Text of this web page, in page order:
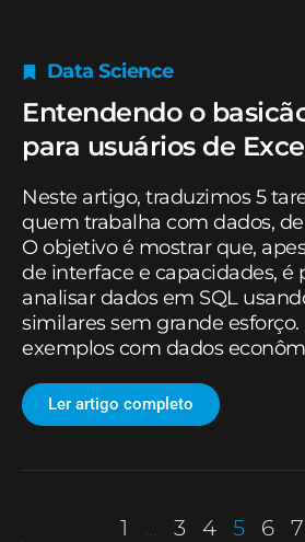
Data Science
Entendendo o
para usuários de
Neste artigo, traduzimos 5
quem trabalha com dados, de
O objetivo é mostrar que,
de interface e capacidades, é
analisar dados em SQL
similares sem grande
exemplos com dados
Ler artigo completo
1 3 4 5 6 7